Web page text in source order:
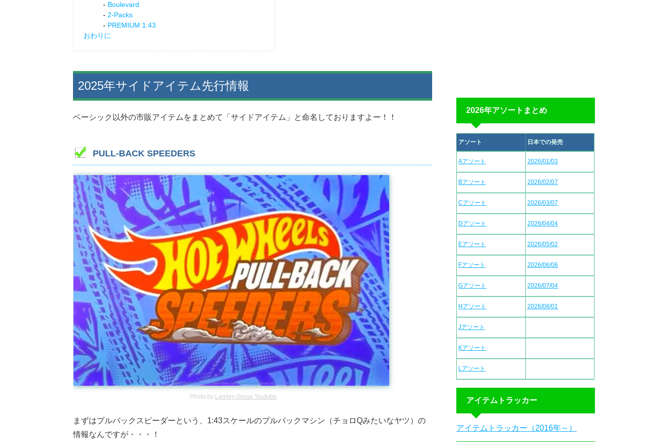
Boulevard
2-Packs
PREMIUM 1:43
おわりに
2025年サイドアイテム先行情報
ベーシック以外の市販アイテムをまとめて「サイドアイテム」と命名しておりますよー！！
PULL-BACK SPEEDERS
Photo by Lamley Group Youtube
まずはプルバックスピーダーという、1:43スケールのプルバックマシン（チョロQみたいなヤツ）の
情報なんですが・・・！
2026年アソートまとめ
アソート 日本での発売
Aアソート 2026/01/03
Bアソート 2026/02/07
Cアソート 2026/03/07
Dアソート 2026/04/04
Eアソート 2026/05/02
Fアソート 2026/06/06
Gアソート 2026/07/04
Hアソート 2026/08/01
Jアソート
Kアソート
Lアソート
アイテムトラッカー
アイテムトラッカー（2016年～）